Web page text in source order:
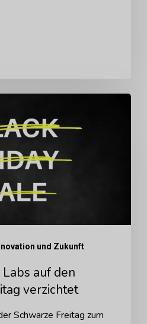
und Zukunft
auf den
verzichtet
Schwarze Freitag zum